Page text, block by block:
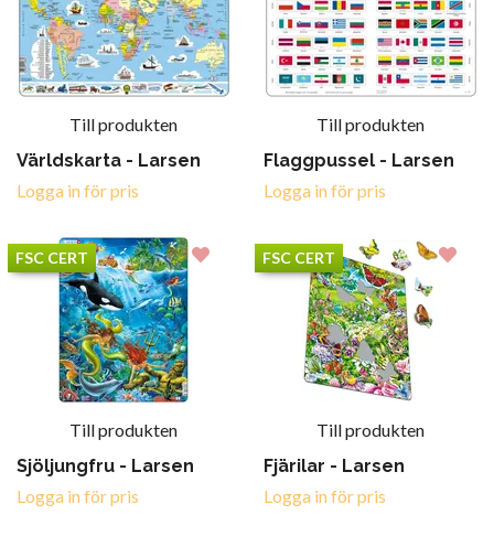
Till produkten
Världskarta - Larsen
Logga in för pris
Till produkten
Flaggpussel - Larsen
Logga in för pris
FSC CERT
Till produkten
Sjöljungfru - Larsen
Logga in för pris
FSC CERT
Till produkten
Fjärilar - Larsen
Logga in för pris